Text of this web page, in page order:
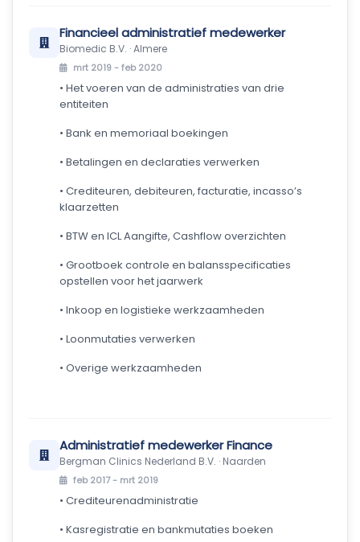
Financieel administratief medewerker
Biomedic B.V. · Almere
mrt 2019 - feb 2020
• Het voeren van de administraties van drie
entiteiten
• Bank en memoriaal boekingen
• Betalingen en declaraties verwerken
• Crediteuren, debiteuren, facturatie, incasso’s
klaarzetten
• BTW en ICL Aangifte, Cashflow overzichten
• Grootboek controle en balansspecificaties
opstellen voor het jaarwerk
• Inkoop en logistieke werkzaamheden
• Loonmutaties verwerken
• Overige werkzaamheden
Administratief medewerker Finance
Bergman Clinics Nederland B.V. · Naarden
feb 2017 - mrt 2019
• Crediteurenadministratie
• Kasregistratie en bankmutaties boeken